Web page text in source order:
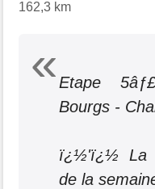
162,3 km
Etape
Bourgs -
ï¿½'ï¿½ La
de la